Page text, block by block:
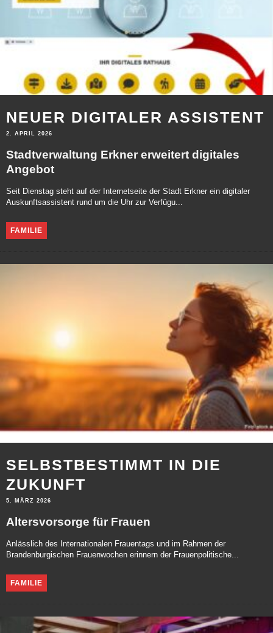
NEUER DIGITALER ASSISTENT
2. APRIL 2026
Stadtverwaltung Erkner erweitert digitales
Angebot
Seit Dienstag steht auf der Internetseite der Stadt Erkner ein digitaler
Auskunftsassistent rund um die Uhr zur Verfügu...
FAMILIE
SELBSTBESTIMMT IN DIE
ZUKUNFT
5. MÄRZ 2026
Altersvorsorge für Frauen
Anlässlich des Internationalen Frauentags und im Rahmen der
Brandenburgischen Frauenwochen erinnern der Frauenpolitische...
FAMILIE